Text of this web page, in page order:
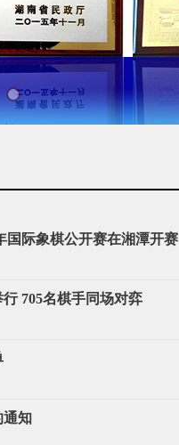
国际象棋公开赛在湘潭开赛
705名棋手同场对弈
通知